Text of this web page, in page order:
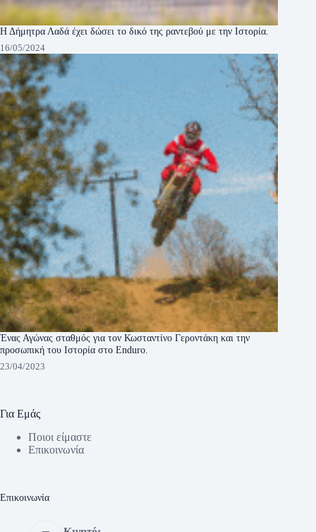
Η Δήμητρα Λαδά έχει δώσει το δικό της ραντεβού με την Ιστορία.
16/05/2024
Ένας Αγώνας σταθμός για τον Κωσταντίνο Γεροντάκη και την
προσωπική του Ιστορία στο Enduro.
23/04/2023
Για Εμάς
Ποιοι είμαστε
Eπικοινωνία
Eπικοινωνία